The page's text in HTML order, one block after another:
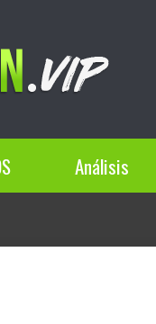
Análisis